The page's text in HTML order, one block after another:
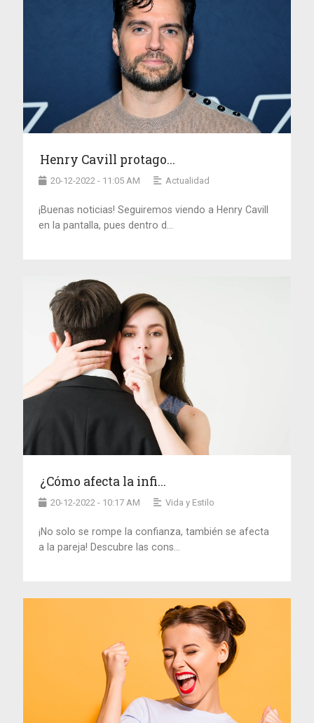
Henry Cavill protago...
20-12-2022 - 11:05 AM Actualidad
¡Buenas noticias! Seguiremos viendo a Henry Cavill
en la pantalla, pues dentro d...
¿Cómo afecta la infi...
20-12-2022 - 10:17 AM Vida y Estilo
¡No solo se rompe la confianza, también se afecta
a la pareja! Descubre las cons...